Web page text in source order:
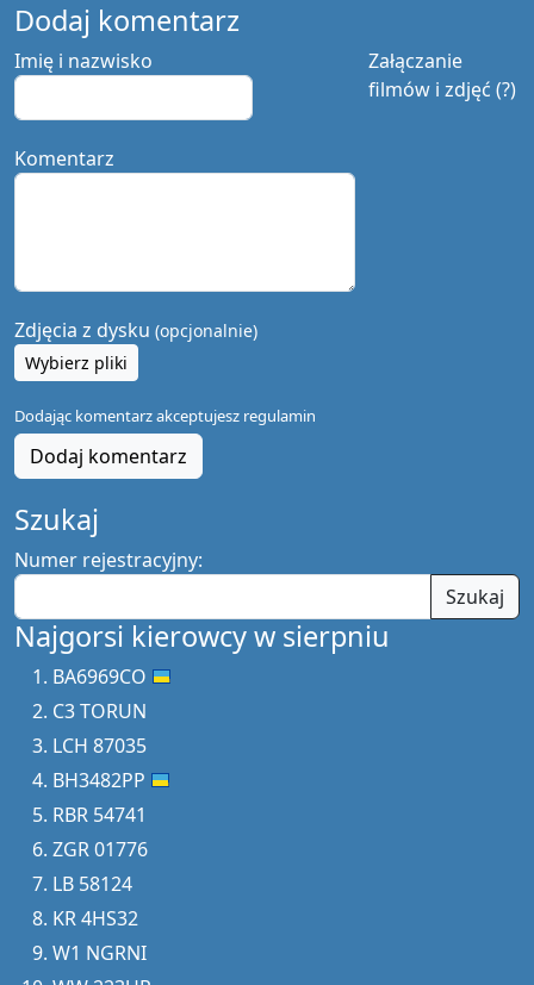
Dodaj komentarz
Załączanie
filmów i zdjęć (?)
Imię i nazwisko
Komentarz
Zdjęcia z dysku (opcjonalnie)
Wybierz pliki
Dodając komentarz akceptujesz regulamin
Dodaj komentarz
Szukaj
Numer rejestracyjny:
Szukaj
Najgorsi kierowcy w sierpniu
BA6969CO
C3 TORUN
LCH 87035
BH3482PP
RBR 54741
ZGR 01776
LB 58124
KR 4HS32
W1 NGRNI